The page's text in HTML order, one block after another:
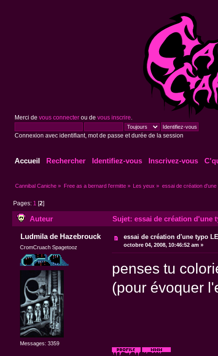
Merci de vous connecterou de vous inscrire
Connexion avec identifiant, mot de passe et durée de la session
Accueil Rechercher Identifiez-vous Inscrivez-vous
Cannibal Caniche » Free as a bernard l'ermitte» Les yeux » essai de création d'une
Pages: 1 [2]
Auteur Sujet: essai de création d'une
Ludmila de Hazebrouck
CromCruach Spagetooz
Messages: 3359
essai de création d'une typo
octobre 04, 2008, 10:46:52 am »
penses tu
(pour évoquer